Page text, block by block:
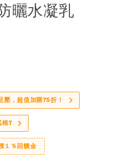
曬水凝乳
壓，超值加購75折！
棉T
１％回饋金